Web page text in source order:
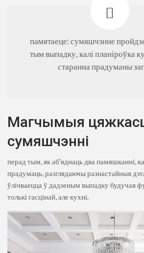
памятаеце: сумяшчэнне
тым выпадку, калі планіроўка
старанна прадуманы
Магчымыя
сумяшчэнні
перад тым, як аб'яднаць два памяшканні,
прадумаць, разглядаючы разнастайныя
ўлічваецца ў дадзеным выпадку будучая
толькі гасцінай, але кухні.